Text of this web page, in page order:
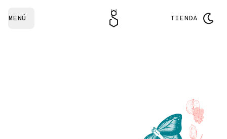
MENÚ TIENDA